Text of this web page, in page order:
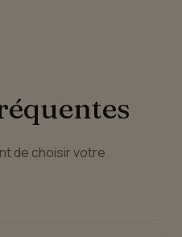
de choisir votre